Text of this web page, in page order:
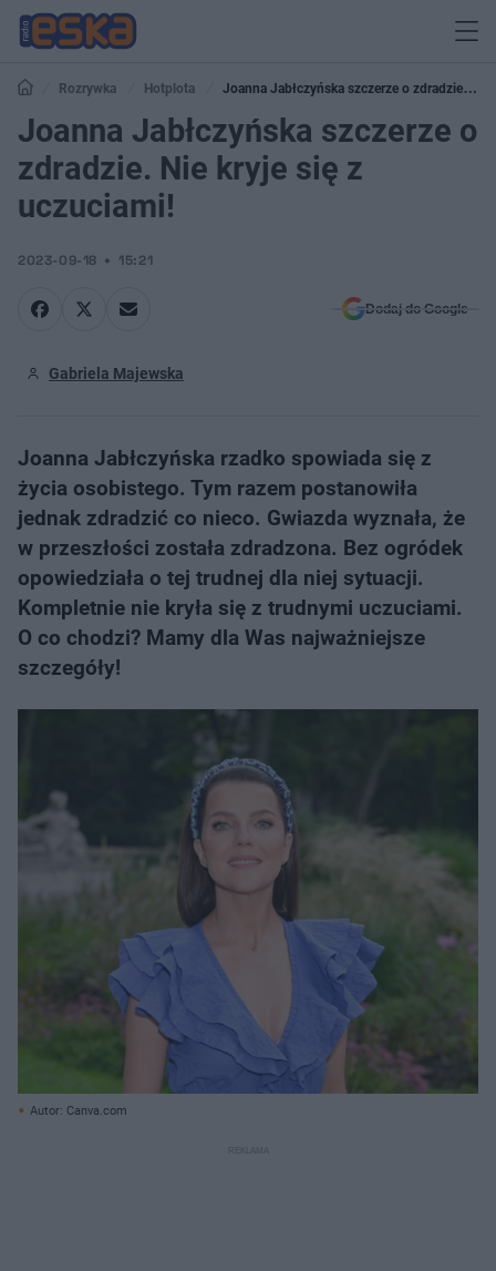
Rozrywka Hotplota
Joanna Jabłczyńska szczerze o zdradzie. Nie
kryje się z uczuciami!
Joanna Jabłczyńska szczerze o
zdradzie. Nie kryje się z
uczuciami!
2023-09-18 15:21
Dodaj do Google
Gabriela Majewska
Joanna Jabłczyńska rzadko spowiada się z
życia osobistego. Tym razem postanowiła
jednak zdradzić co nieco. Gwiazda wyznała, że
w przeszłości została zdradzona. Bez ogródek
opowiedziała o tej trudnej dla niej sytuacji.
Kompletnie nie kryła się z trudnymi uczuciami.
O co chodzi? Mamy dla Was najważniejsze
szczegóły!
Autor: Canva.com